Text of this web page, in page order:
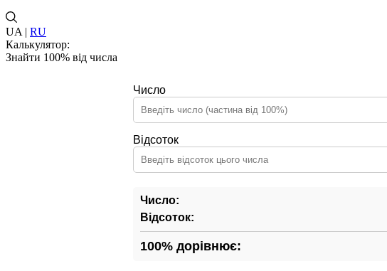
UA | RU
Калькулятор:
Знайти 100% від числа
Число
Відсоток
Число:
Відсоток:
100% дорівнює: